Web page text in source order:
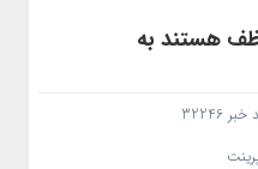
هستند به
32246